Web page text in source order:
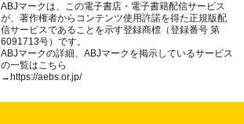
ABJマークは、この電子書店・電子書籍配信サービス
が、著作権者からコンテンツ使用許諾を得た正規版配
信サービスであることを示す登録商標（登録番号 第
6091713号）です。
ABJマークの詳細、ABJマークを掲示しているサービス
の一覧はこちら
→ https://aebs.or.jp/